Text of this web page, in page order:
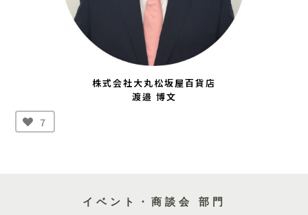
株式会社大丸松坂屋百貨店
渡邉 博文
7
イベント・商談会 部門